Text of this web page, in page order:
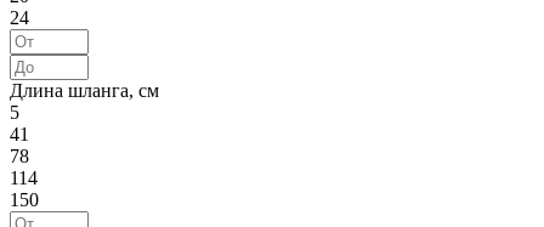
24
Длина шланга, см
5
41
78
114
150